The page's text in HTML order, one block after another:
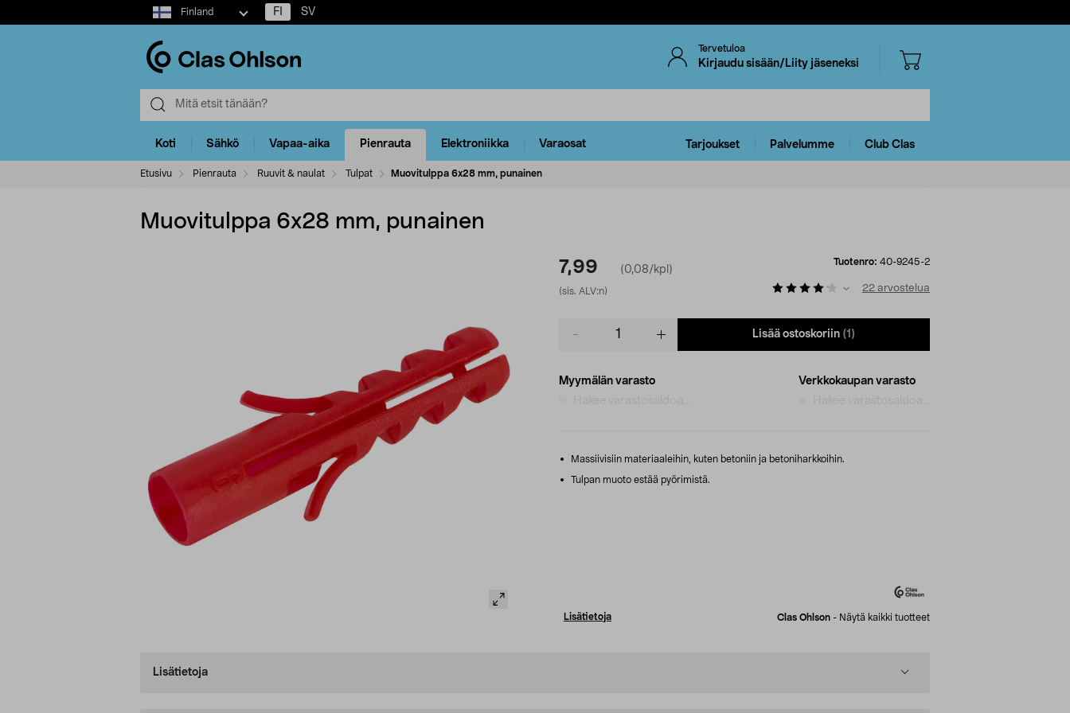
Select
market
Finland FI SV
Tervetuloa
Kirjaudu sisään/Liity jäseneksi
Koti Sähkö Vapaa-aika Pienrauta Elektroniikka Varaosat Tarjoukset Palvelumme Club Clas
Etusivu Pienrauta Ruuvit & naulat Tulpat Muovitulppa 6x28 mm, punainen
Muovitulppa 6x28 mm, punainen
7,99 (0,08/kpl)
(sis. ALV:n)
Tuotenro: 40-9245-2
22 arvostelua
Lisää ostoskoriin (1)
Myymälän varasto
Verkkokaupan varasto
Massiivisiin materiaaleihin, kuten betoniin ja betoniharkkoihin.
Tulpan muoto estää pyörimistä.
Lisätietoja Clas Ohlson - Näytä kaikki tuotteet
Lisätietoja